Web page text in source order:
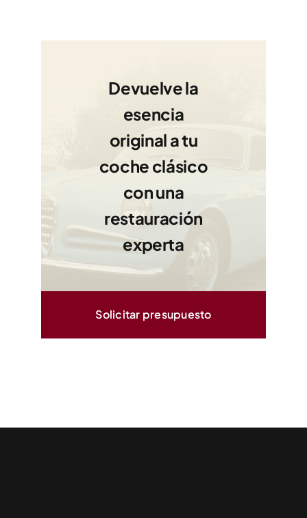
Devuelve la
esencia
original a tu
coche clásico
con una
restauración
experta
Solicitar presupuesto